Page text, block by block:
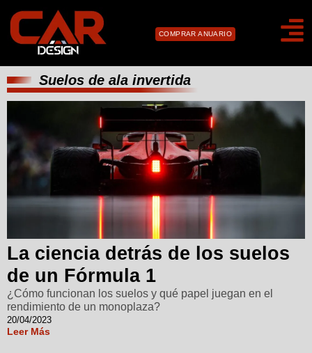
COMPRAR ANUARIO
Suelos de ala invertida
La ciencia detrás de los suelos
de un Fórmula 1
¿Cómo funcionan los suelos y qué papel juegan en el
rendimiento de un monoplaza?
20/04/2023
Leer Más